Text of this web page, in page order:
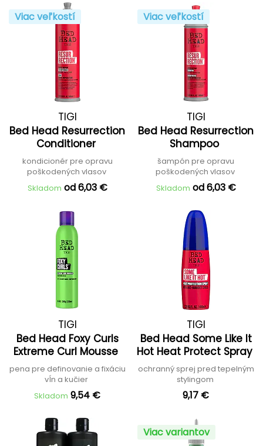
Viac veľkostí
TIGI
Bed Head Resurrection
Conditioner
kondicionér pre opravu
poškodených vlasov
Skladom od 6,03 €
Viac veľkostí
TIGI
Bed Head Resurrection
Shampoo
šampón pre opravu
poškodených vlasov
Skladom od 6,03 €
TIGI
Bed Head Foxy Curls
Extreme Curl Mousse
pena pre definovanie a fixáciu
vĺn a kučier
Skladom 9,54 €
TIGI
Bed Head Some Like It
Hot Heat Protect Spray
ochranný sprej pred tepelným
stylingom
9,17 €
Viac variantov